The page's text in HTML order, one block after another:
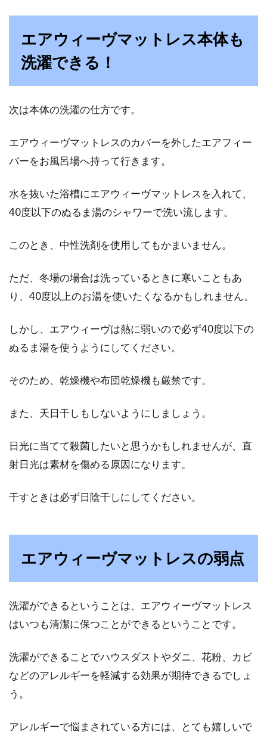
エアウィーヴマットレス本体も
洗濯できる！
次は本体の洗濯の仕方です。
エアウィーヴマットレスのカバーを外したエアフィー
バーをお風呂場へ持って行きます。
水を抜いた浴槽にエアウィーヴマットレスを入れて、
40度以下のぬるま湯のシャワーで洗い流します。
このとき、中性洗剤を使用してもかまいません。
ただ、冬場の場合は洗っているときに寒いこともあ
り、40度以上のお湯を使いたくなるかもしれません。
しかし、エアウィーヴは熱に弱いので必ず40度以下の
ぬるま湯を使うようにしてください。
そのため、乾燥機や布団乾燥機も厳禁です。
また、天日干しもしないようにしましょう。
日光に当てて殺菌したいと思うかもしれませんが、直
射日光は素材を傷める原因になります。
干すときは必ず日陰干しにしてください。
エアウィーヴマットレスの弱点
洗濯ができるということは、エアウィーヴマットレス
はいつも清潔に保つことができるということです。
洗濯ができることでハウスダストやダニ、花粉、カビ
などのアレルギーを軽減する効果が期待できるでしょ
う。
アレルギーで悩まされている方には、とても嬉しいで